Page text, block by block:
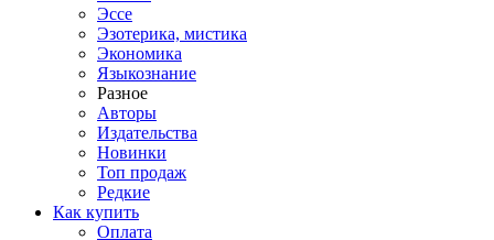
Эссе
Эзотерика, мистика
Экономика
Языкознание
Разное
Авторы
Издательства
Новинки
Топ продаж
Редкие
Как купить
Оплата